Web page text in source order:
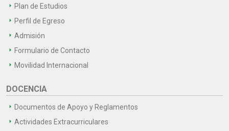
Plan de Estudios
Perfil de Egreso
Admisión
Formulario de Contacto
Movilidad Internacional
DOCENCIA
Documentos de Apoyo y Reglamentos
Actividades Extracurriculares